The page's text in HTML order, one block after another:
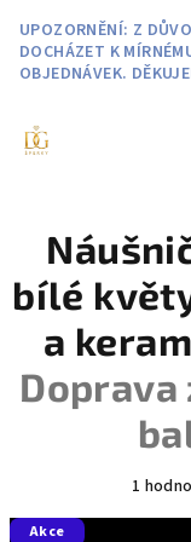
obsah
UPOZORNĚNÍ: Z
DOCHÁZET K
OBJEDNÁVEK.
bílé
a
Doprava
1
Akce